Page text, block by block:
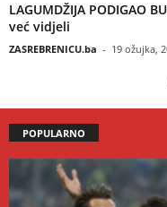
LAGUMDŽIJA PODIGAO
već vidjeli
ZASREBRENICU.ba - 19 ožujka,
POPULARNO